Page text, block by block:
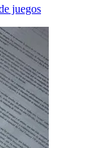
juegos